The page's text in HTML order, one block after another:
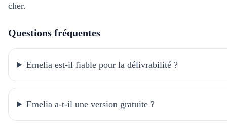
cher.
Questions fréquentes
Emelia est-il fiable pour la délivrabilité ?
Emelia a-t-il une version gratuite ?